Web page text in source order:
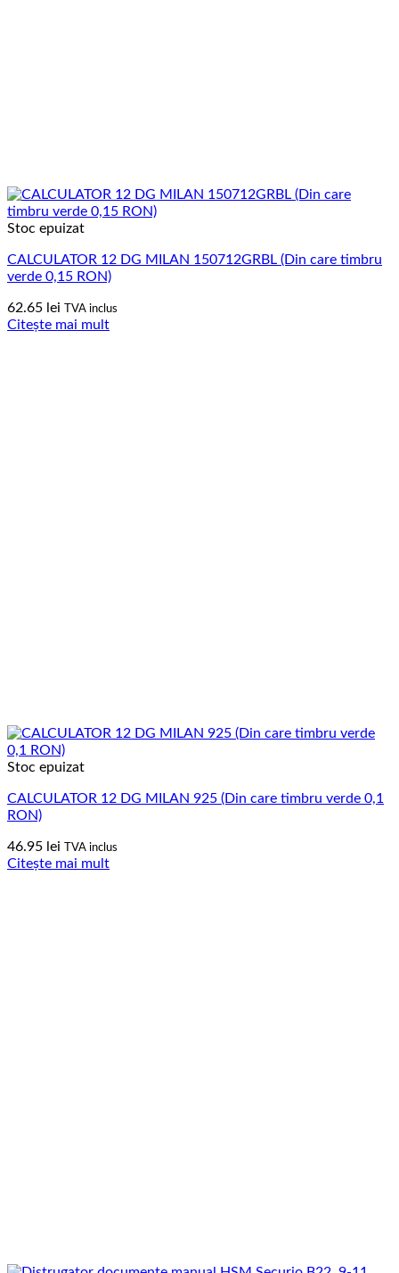
Stoc epuizat
CALCULATOR 12 DG MILAN 150712GRBL (Din care timbru
verde 0,15 RON)
62.65 lei TVA inclus
Citește mai mult
Stoc epuizat
CALCULATOR 12 DG MILAN 925 (Din care timbru verde 0,1
RON)
46.95 lei TVA inclus
Citește mai mult